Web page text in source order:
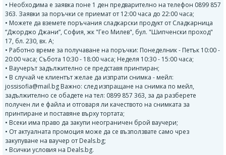
• Необходима е заявка поне 1 ден предварително на телефон 0899 857
363. Заявки за поръчки се приемат от 12:00 часа до 22:00 часа;
• Можете да вземете поръчания сладкарски продукт от Сладкарница
“Джорджо Джани”, София, жк "Гео Милев", бул. "Шипченски проход"
17, бл. 230, вх. А;
• Работно време за получаване на поръчки: Понеделник - Петък 10:00 -
20:00 часа; Събота 10:30 - 18:00 часа; Неделя 10:30 - 15:00 часа;
• Ваучерът задължително се представя принтиран;
• В случай че клиентът желае да изпрати снимка - мейл:
jossisofia@mail.bg Важно: след изпращане на снимка по мейл,
задължително се обадете на тел: 0899 857 363, за да разберете
получен ли е файла и отговаря ли качеството на снимката за
принтиране и поставяне върху тортата;
• Всеки има право да закупи неограничен брой ваучери;
• От актуалната промоция може да се възползвате само чрез
закупуване на ваучер от Deals.bg;
• Всички условия на Deals.bg.